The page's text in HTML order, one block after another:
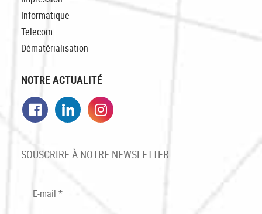
Informatique
Telecom
Dématérialisation
NOTRE ACTUALITÉ
FacebookLinkedIn
SOUSCRIRE À NOTRE NEWSLETTER
E-mail *